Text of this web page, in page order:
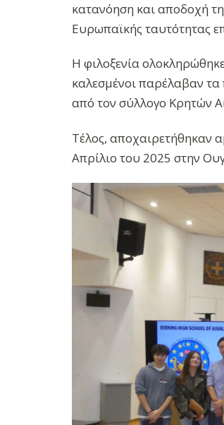
κατανόηση και αποδοχή
Ευρωπαϊκής ταυτότητας
Η φιλοξενία
καλεσμένοι παρέλαβαν
από τον σύλλογο Κρητών
Τέλος, αποχαιρετήθηκαν
Απρίλιο του 2025 στην